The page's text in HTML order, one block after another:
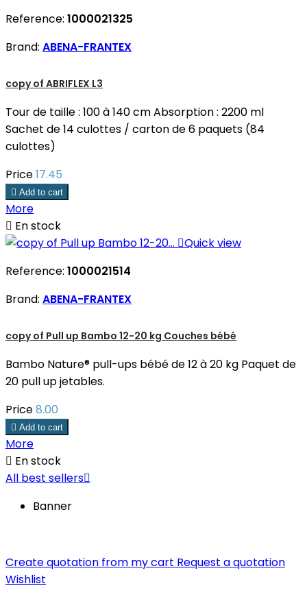
Reference: 1000021325
Brand: ABENA-FRANTEX
copy of ABRIFLEX L3
Tour de taille : 100 à 140 cm Absorption : 2200 ml
Sachet de 14 culottes / carton de 6 paquets (84
culottes)
Price17.45
 Add to cart
More
 En stock
Quick view
Reference: 1000021514
Brand: ABENA-FRANTEX
copy of Pull up Bambo 12-20 kg Couches bébé
Bambo Nature® pull-ups bébé de 12 à 20 kg Paquet de
20 pull up jetables.
Price8.00
 Add to cart
More
 En stock
All best sellers
Banner
Create quotation from my cart Request a quotation
Wishlist